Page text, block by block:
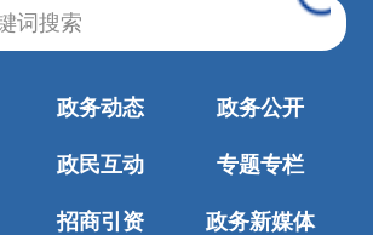
政务动态 政务公开
政民互动 专题专栏
招商引资 政务新媒体